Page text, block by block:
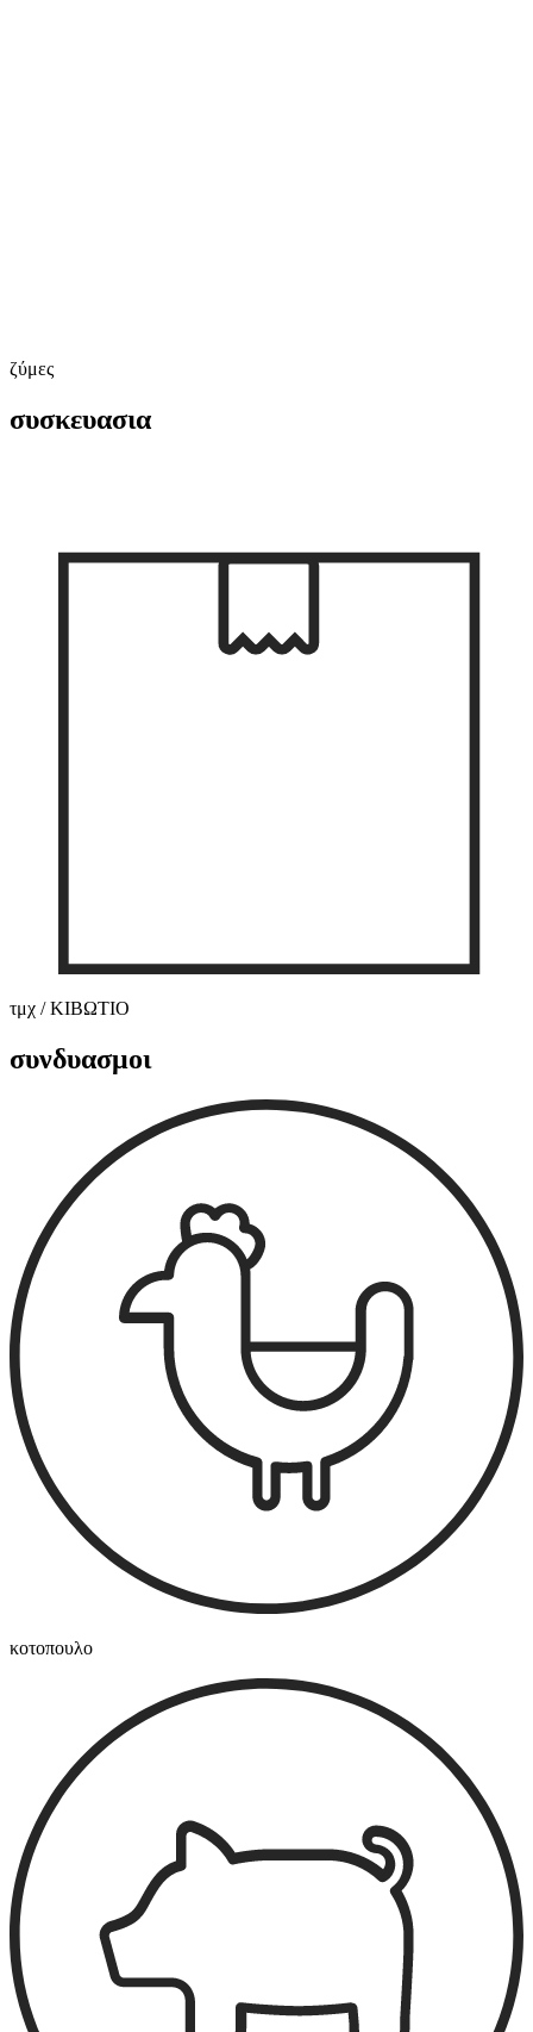
ζύμες
συσκευασια
τμχ / ΚΙΒΩΤΙΟ
συνδυασμοι
κοτοπουλο